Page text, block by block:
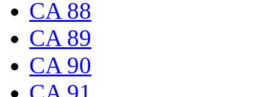
CA 88
CA 89
CA 90